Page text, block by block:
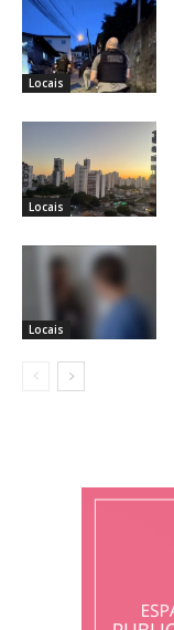
Locais
Locais
Locais